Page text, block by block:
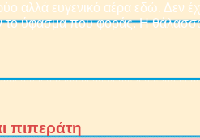
αλλά ευγενικό αέρα εδώ. Δεν
το ύφασμα που φοράς. Η
πιπεράτη